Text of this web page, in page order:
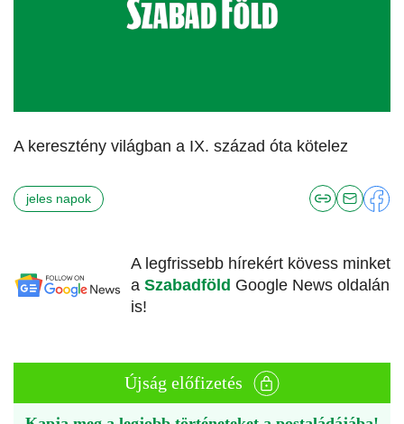
A keresztény világban a IX. század óta kötelez
jeles napok
A legfrissebb hírekért kövess minket
a Szabadföld Google News oldalán
is!
Újság előfizetés